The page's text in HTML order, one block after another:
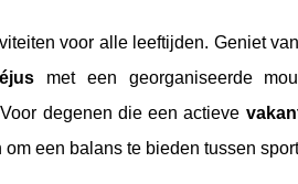
voor alle leeftijden. Geniet
met een georganiseerde
degenen die een actieve
een balans te bieden tussen